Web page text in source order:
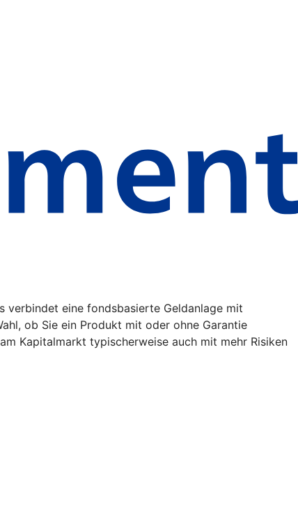
verbindet eine fondsbasierte Geldanlage mit
ob Sie ein Produkt mit oder ohne Garantie
Kapitalmarkt typischerweise auch mit mehr Risiken